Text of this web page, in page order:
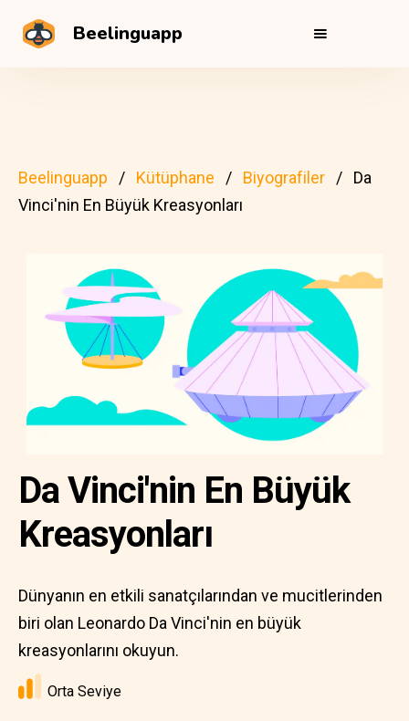
Beelinguapp
Beelinguapp Kütüphane Biyografiler
Da
Vinci'nin En Büyük Kreasyonları
Da Vinci'nin En Büyük
Kreasyonları
Dünyanın en etkili sanatçılarından ve mucitlerinden
biri olan Leonardo Da Vinci'nin en büyük
kreasyonlarını okuyun.
Orta Seviye